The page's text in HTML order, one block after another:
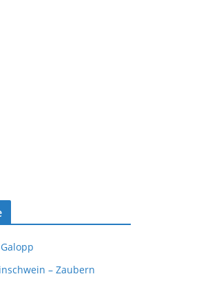
– Zaubern